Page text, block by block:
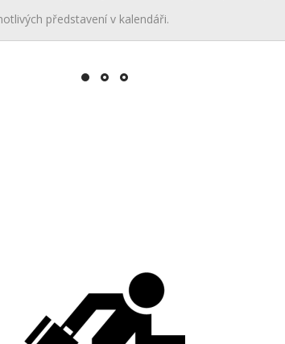
představení v kalendáři.